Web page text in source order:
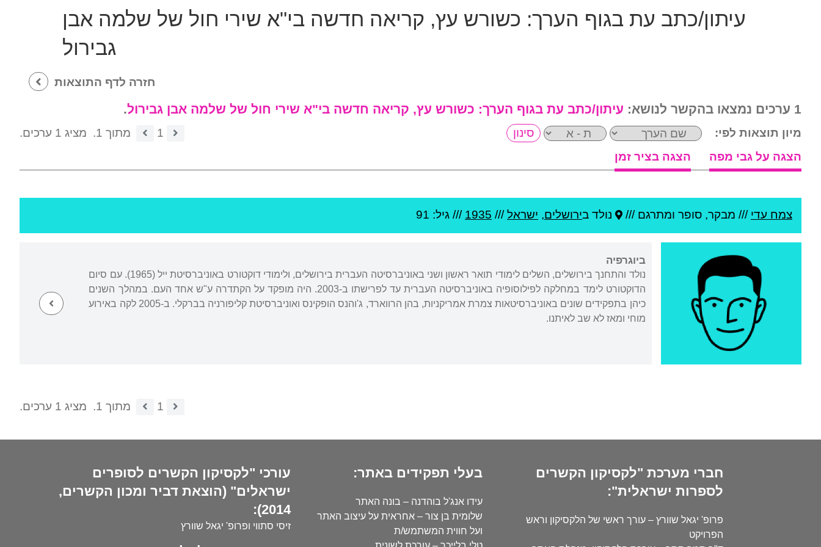
עיתון/כתב עת בגוף הערך: כשורש עץ, קריאה חדשה בי"א שירי חול של שלמה אבן
גבירול
חזרה לדף התוצאות
1 ערכים נמצאו בהקשר לנושא: עיתון/כתב עת בגוף הערך: כשורש עץ, קריאה חדשה בי"א שירי חול של שלמה אבן גבירול.
מיון תוצאות לפי: 1 מתוך 1.
מציג 1 ערכים.
הצגה על גבי מפה
הצגה בציר זמן
צמח עדי /// מבקר, סופר ומתרגם /// נולד בירושלים, ישראל///
1935 /// גיל: 91
ביוגרפיה
נולד והתחנך בירושלים, השלים לימודי תואר ראשון ושני באוניברסיטה העברית בירושלים, ולימודי דוקטורט באוניברסיטת ייל (1965). עם סיום
הדוקטורט לימד במחלקה לפילוסופיה באוניברסיטה העברית עד לפרישתו ב-2003. היה מופקד על הקתדרה ע"ש אחד העם. במהלך השנים
כיהן בתפקידים שונים באוניברסיטאות צמרת אמריקניות, בהן הרווארד, ג'והנס הופקינס ואוניברסיטת קליפורניה בברקלי. ב-2005 לקה באירוע
מוחי ומאז לא שב לאיתנו.
1 מתוך 1. מציג 1 ערכים.
חברי מערכת "לקסיקון הקשרים
לספרות ישראלית":
פרופ' יגאל שוורץ – עורך ראשי של הלקסיקון וראש
הפרויקט
בעלי תפקידים באתר:
עידו אנג'ל בוהדנה – בונה האתר
שלומית בן צור – אחראית על עיצוב האתר
ועל חווית המשתמש/ת
עורכי "לקסיקון הקשרים לסופרים
ישראלים" (הוצאת דביר ומכון הקשרים,
2014):
זיסי סתווי ופרופ' יגאל שוורץ